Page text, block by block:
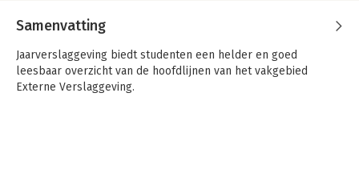
Samenvatting
Jaarverslaggeving biedt studenten een helder en goed
leesbaar overzicht van de hoofdlijnen van het vakgebied
Externe Verslaggeving.